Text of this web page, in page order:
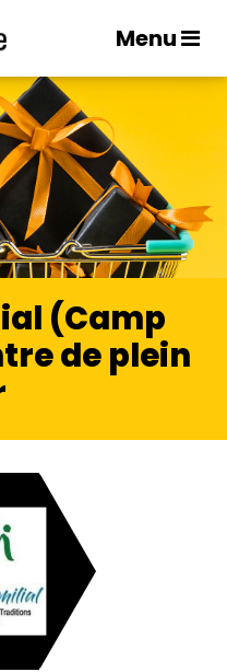
Menu
(Camp
de plein